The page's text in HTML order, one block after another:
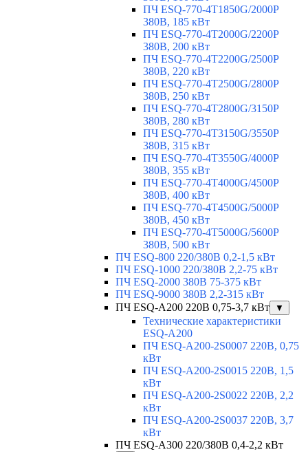
ПЧ ESQ-770-4T1850G/2000P
380В, 185 кВт
ПЧ ESQ-770-4T2000G/2200P
380В, 200 кВт
ПЧ ESQ-770-4T2200G/2500P
380В, 220 кВт
ПЧ ESQ-770-4T2500G/2800P
380В, 250 кВт
ПЧ ESQ-770-4T2800G/3150P
380В, 280 кВт
ПЧ ESQ-770-4T3150G/3550P
380В, 315 кВт
ПЧ ESQ-770-4T3550G/4000P
380В, 355 кВт
ПЧ ESQ-770-4T4000G/4500P
380В, 400 кВт
ПЧ ESQ-770-4T4500G/5000P
380В, 450 кВт
ПЧ ESQ-770-4T5000G/5600P
380В, 500 кВт
ПЧ ESQ-800 220/380В 0,2-1,5 кВт
ПЧ ESQ-1000 220/380В 2,2-75 кВт
ПЧ ESQ-2000 380В 75-375 кВт
ПЧ ESQ-9000 380В 2,2-315 кВт
ПЧ ESQ-A200 220В 0,75-3,7 кВт
▼
Технические характеристики
ESQ-A200
ПЧ ESQ-A200-2S0007 220В, 0,75
кВт
ПЧ ESQ-A200-2S0015 220В, 1,5
кВт
ПЧ ESQ-A200-2S0022 220В, 2,2
кВт
ПЧ ESQ-A200-2S0037 220В, 3,7
кВт
ПЧ ESQ-A300 220/380В 0,4-2,2 кВт